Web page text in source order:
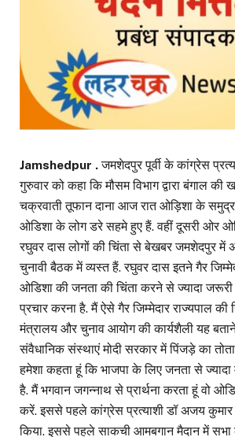
Jamshedpur .जमशेदपुर पूर्वी के कांग्रेस
गुरुवार को कहा कि मौसम विभाग द्वारा बंगाल की
चक्रवाती तूफान दाना आज रात ओड़िशा के
ओडिशा के लोग डरे सहमे हुए हैं. वहीं दूसरी ओर
रघुवर दास लोगों की चिंता से बेखबर जमशेदपुर में
चुनावी बैठक में व्यस्त हैं. रघुवर दास इतने गैर
ओडिशा की जनता की चिंता करने से ज्यादा
प्रचार करना है. मैं ऐसे गैर जिम्मेदार राज्यपाल की
मंत्रालय और चुनाव आयोग की कार्यशैली यह
संवैधानिक संस्थाएं मोदी सरकार में पिंजड़े का
हमेशा कहता हूं कि भाजपा के लिए जनता से ज्यादा
है. मैं भगवान जगन्नाथ से प्रार्थना करता हूं वो
करें. इससे पहले कांग्रेस प्रत्याशी डॉ अजय कुमार
किया. इससे पहले साकची आमबगान मैदान में सभा